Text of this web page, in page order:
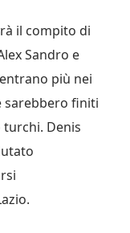
il compito di
Sandro e
più nei
sarebbero finiti
Denis